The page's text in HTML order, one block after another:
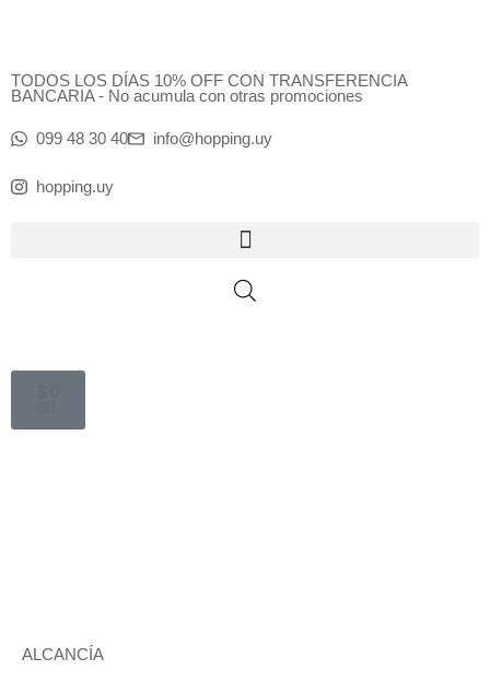
TODOS LOS DÍAS 10% OFF CON TRANSFERENCIA
BANCARIA - No acumula con otras promociones
099 48 30 40 info@hopping.uy
hopping.uy
$
ALCANCÍA